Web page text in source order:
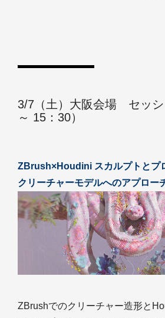
3/7（土）大阪会場 セッシ
～ 15：30）
ZBrush×Houdini スカルプトとプ
クリーチャーモデルへのアプロー
ZBrushでのクリーチャー造形と